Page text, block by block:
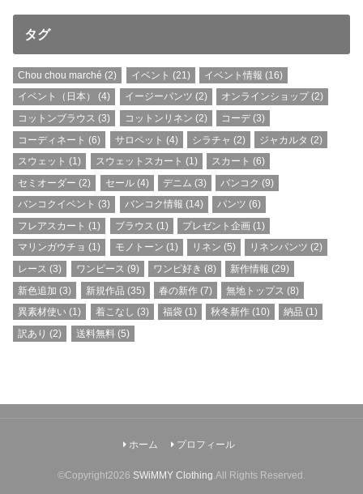
タグ
Chou chou marché (2) イベント (21) イベント情報 (16)
イベント（日本）
(4) イージーパンツ (2) オンラインショップ(2)
コットンブラウス (3) コットンリネン (2) コーデ(3)
コーディネート (6) サロペット (4) シラチャ (2) ジャカルタ (2)
スウェット (1) スウェットスカート (1) スカート (6)
セミオーダー (2) セール(4) デニム (3) バンコク (9)
バンコクイベント (3) バンコク情報 (14) パンツ (6)
フレアスカート (1) ブラウス (1) プレゼント企画(1)
マリンガウチョ (1) モノトーン (1) リネン (5) リネンパンツ (2)
レース (3) ワンピース (9) ワンピ好き (8) 新作情報 (29)
新色追加 (3) 新規作品 (35) 春の新作 (7) 無地トップス (8)
異素材使い (1) 着こなし (3) 福袋(1) 秋冬新作 (10) 納品 (1)
訳あり (2) 送料無料 (5)
ホーム プロフィール
©Copyright2026 SWiMMY Clothing .All Rights Reserved.